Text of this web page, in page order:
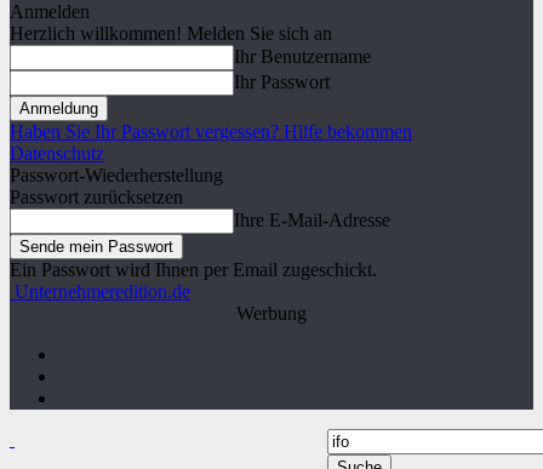
Anmelden
Herzlich willkommen! Melden Sie sich an
Ihr Benutzername
Ihr Passwort
Haben Sie Ihr Passwort vergessen? Hilfe bekommen
Datenschutz
Passwort-Wiederherstellung
Passwort zurücksetzen
Ihre E-Mail-Adresse
Ein Passwort wird Ihnen per Email zugeschickt.
Unternehmeredition.de
Werbung